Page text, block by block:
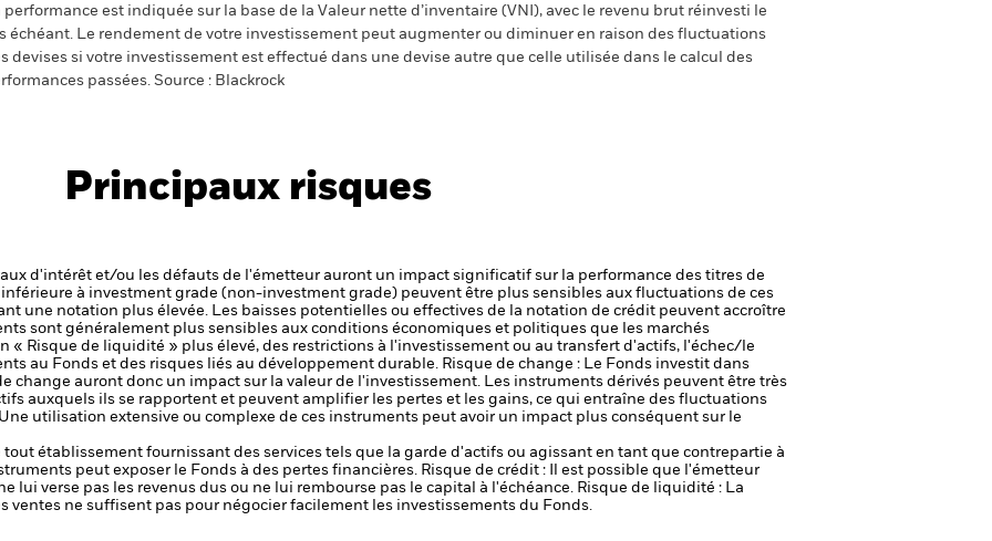
performance est indiquée sur la base de la Valeur nette d’inventaire (VNI), avec le revenu brut réinvesti le
échéant. Le rendement de votre investissement peut augmenter ou diminuer en raison des fluctuations
devises si votre investissement est effectué dans une devise autre que celle utilisée dans le calcul des
passées. Source : Blackrock
Principaux risques
d'intérêt et/ou les défauts de l'émetteur auront un impact significatif sur la performance des titres de
à investment grade (non-investment grade) peuvent être plus sensibles aux fluctuations de ces
une notation plus élevée. Les baisses potentielles ou effectives de la notation de crédit peuvent accroître
sont généralement plus sensibles aux conditions économiques et politiques que les marchés
« Risque de liquidité » plus élevé, des restrictions à l'investissement ou au transfert d'actifs, l'échec/le
au Fonds et des risques liés au développement durable. Risque de change : Le Fonds investit dans
change auront donc un impact sur la valeur de l'investissement. Les instruments dérivés peuvent être très
auxquels ils se rapportent et peuvent amplifier les pertes et les gains, ce qui entraîne des fluctuations
utilisation extensive ou complexe de ces instruments peut avoir un impact plus conséquent sur le
établissement fournissant des services tels que la garde d'actifs ou agissant en tant que contrepartie à
peut exposer le Fonds à des pertes financières. Risque de crédit : Il est possible que l'émetteur
lui verse pas les revenus dus ou ne lui rembourse pas le capital à l'échéance. Risque de liquidité : La
ventes ne suffisent pas pour négocier facilement les investissements du Fonds.